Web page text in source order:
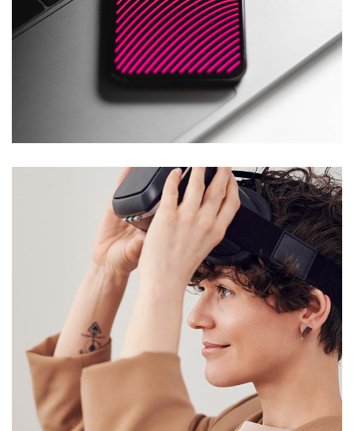
Social Media App
TECHNOLOGY